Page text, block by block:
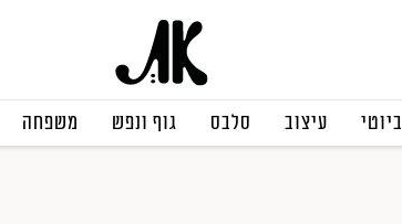
ביוטי עיצוב סלבס גוף ונפש משפחה